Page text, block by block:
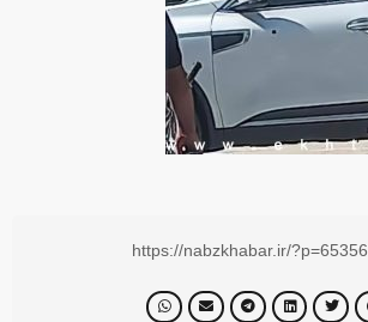
https://nabzkhabar.ir/?p=65356